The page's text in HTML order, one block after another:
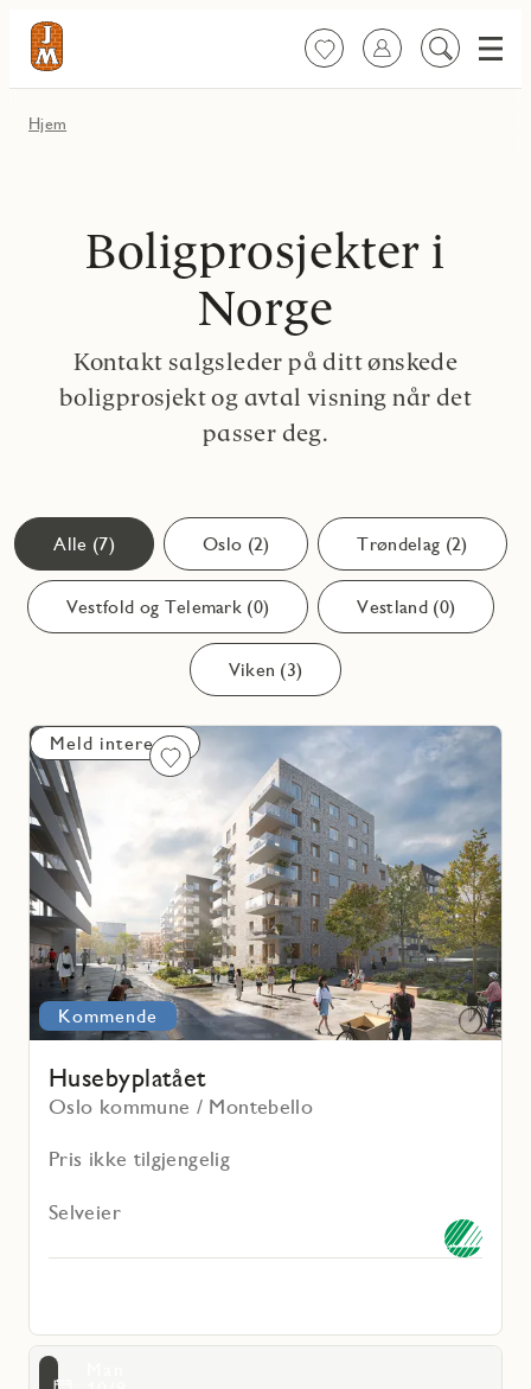
FavoritterLogg inn
Søk
Meny
Hjem
Boligprosjekter i
Norge
Kontakt salgsleder på ditt ønskede
boligprosjekt og avtal visning når det
passer deg.
Alle (7) Oslo (2) Trøndelag (2)
Vestfold og Telemark (0) Vestland (0)
Viken (3)
Kommende
Husebyplatået
Oslo kommune / Montebello
Pris ikke tilgjengelig
Selveier
Favoritmarkering
Meld interesse
Les
mer
om
Husebyplatået
Les
mer